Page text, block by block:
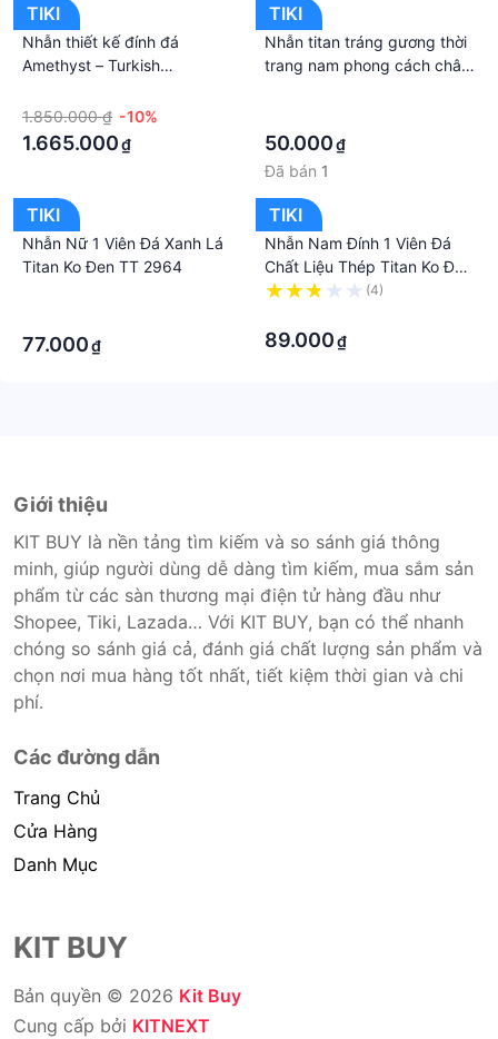
TIKI
Nhẫn thiết kế đính đá
Amethyst – Turkish
1.850.000 ₫ -10%
1.665.000₫
TIKI
Nhẫn titan tráng gương thời
trang nam phong cách châu
50.000₫
Đã bán 1
TIKI
Nhẫn Nữ 1 Viên Đá Xanh Lá
Titan Ko Đen TT 2964
77.000₫
TIKI
Nhẫn Nam Đính 1 Viên Đá
Chất Liệu Thép Titan Ko Đen
TT 2327
(4)
89.000₫
Giới thiệu
KIT BUY là nền tảng tìm kiếm và so sánh giá thông
minh, giúp người dùng dễ dàng tìm kiếm, mua sắm sản
phẩm từ các sàn thương mại điện tử hàng đầu như
Shopee, Tiki, Lazada… Với KIT BUY, bạn có thể nhanh
chóng so sánh giá cả, đánh giá chất lượng sản phẩm và
chọn nơi mua hàng tốt nhất, tiết kiệm thời gian và chi
phí.
Các đường dẫn
Trang Chủ
Cửa Hàng
Danh Mục
KIT BUY
Bản quyền © 2026 Kit Buy
Cung cấp bởi KITNEXT